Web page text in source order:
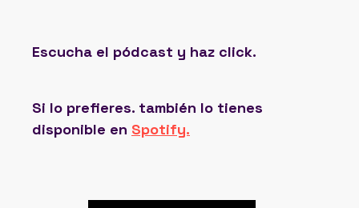
Escucha el pódcast y haz click.
Si lo prefieres. también lo tienes
disponible en Spotify.